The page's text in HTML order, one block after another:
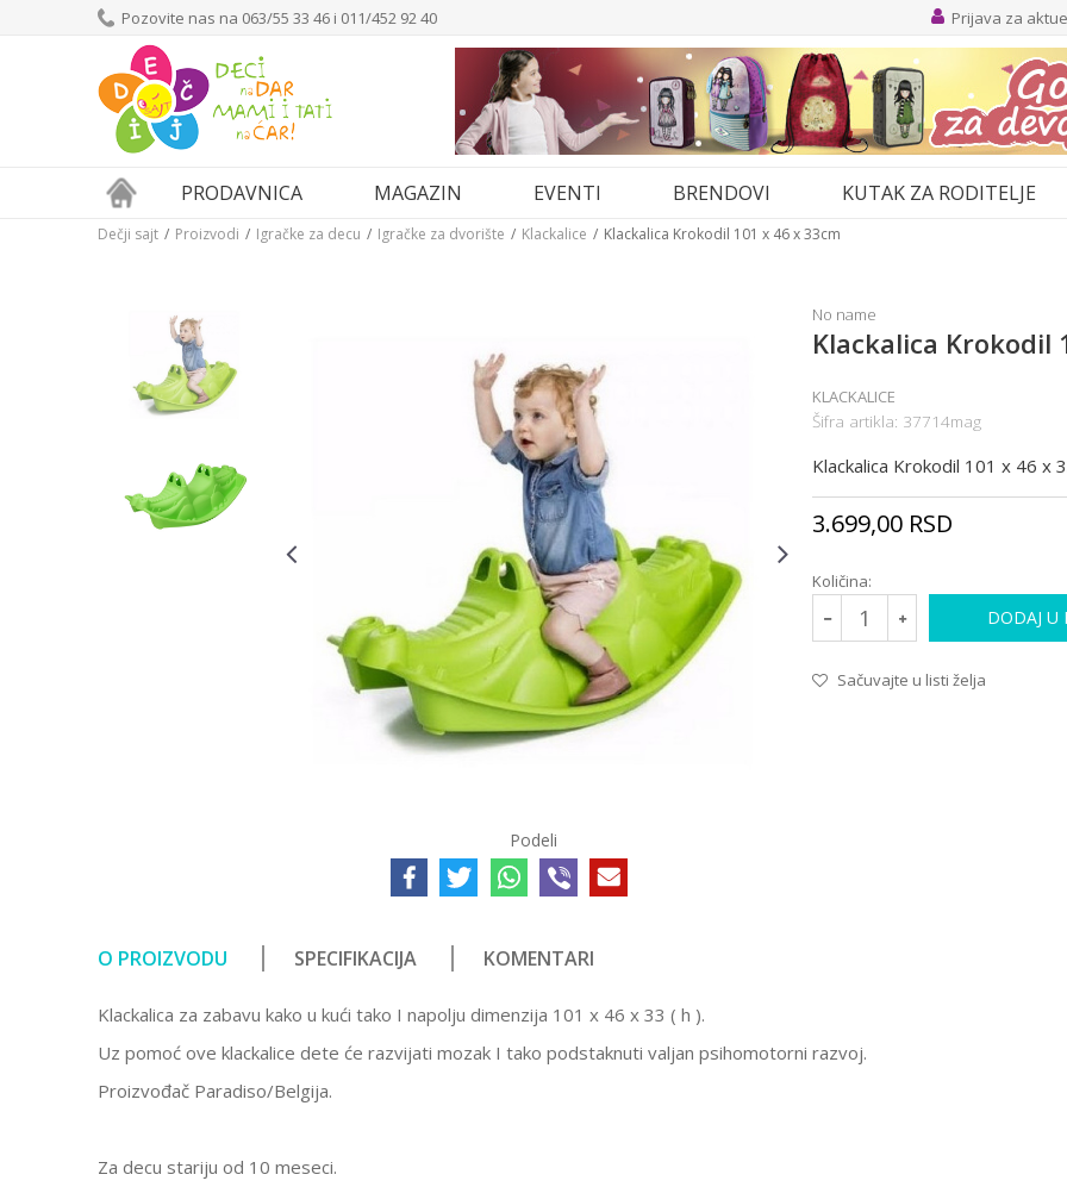
Pozovite nas na 063/55 33 46 i 011/452 92 40 Prijava za
PRODAVNICA MAGAZIN EVENTI BRENDOVI KUTAK ZA RODITELJE
Dečji sajt Proizvodi Igračke za decu Igračke za dvorište Klackalice Klackalica Krokodil 101 x 46 x 33cm
Podeli
No name
Klackalica Krokodil
KLACKALICE
Šifra artikla: 37714mag
Klackalica Krokodil 101 x 46 x
3.699,00 RSD
Količina:
DODAJ U
Sačuvajte u listi želja
O PROIZVODU SPECIFIKACIJA KOMENTARI
Klackalica za zabavu kako u kući tako I napolju dimenzija 101 x 46 x 33 ( h ).
Uz pomoć ove klackalice dete će razvijati mozak I tako podstaknuti valjan psihomotorni razvoj.
Proizvođač Paradiso/Belgija.
Za decu stariju od 10 meseci.